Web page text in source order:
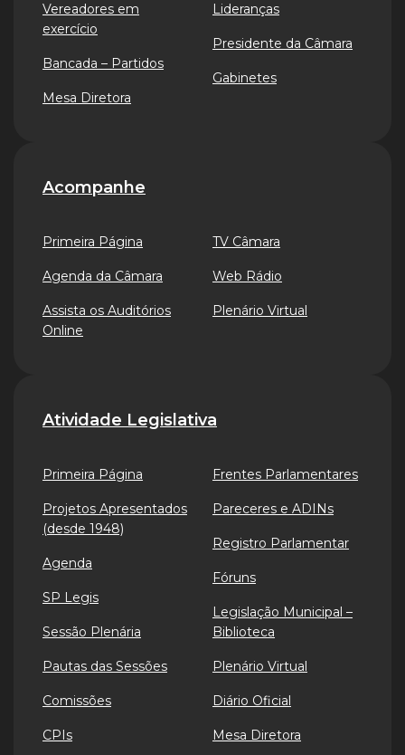
Vereadores em
exercício
Bancada – Partidos
Mesa Diretora
Lideranças
Presidente da Câmara
Gabinetes
Acompanhe
Primeira Página
Agenda da Câmara
Assista os Auditórios
Online
TV Câmara
Web Rádio
Plenário Virtual
Atividade Legislativa
Primeira Página
Projetos Apresentados
(desde 1948)
Agenda
SP Legis
Sessão Plenária
Pautas das Sessões
Comissões
CPIs
Frentes Parlamentares
Pareceres e ADINs
Registro Parlamentar
Fóruns
Legislação Municipal –
Biblioteca
Plenário Virtual
Diário Oficial
Mesa Diretora